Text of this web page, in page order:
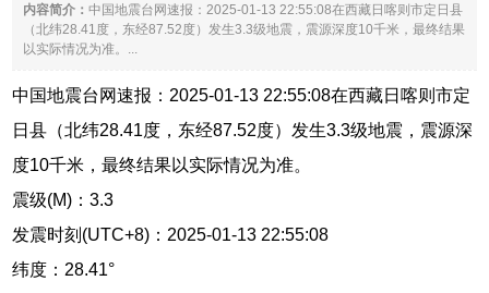
内容简介：中国地震台网速报：2025-01-13 22:55:08在西藏日喀则市定日县
（北纬28.41度，东经87.52度）发生3.3级地震，震源深度10千米，最终结果
以实际情况为准。...
中国地震台网速报：2025-01-13 22:55:08在西藏日喀则市定
日县（北纬28.41度，东经87.52度）发生3.3级地震，震源深
度10千米，最终结果以实际情况为准。
震级(M)：3.3
发震时刻(UTC+8)：2025-01-13 22:55:08
纬度：28.41°